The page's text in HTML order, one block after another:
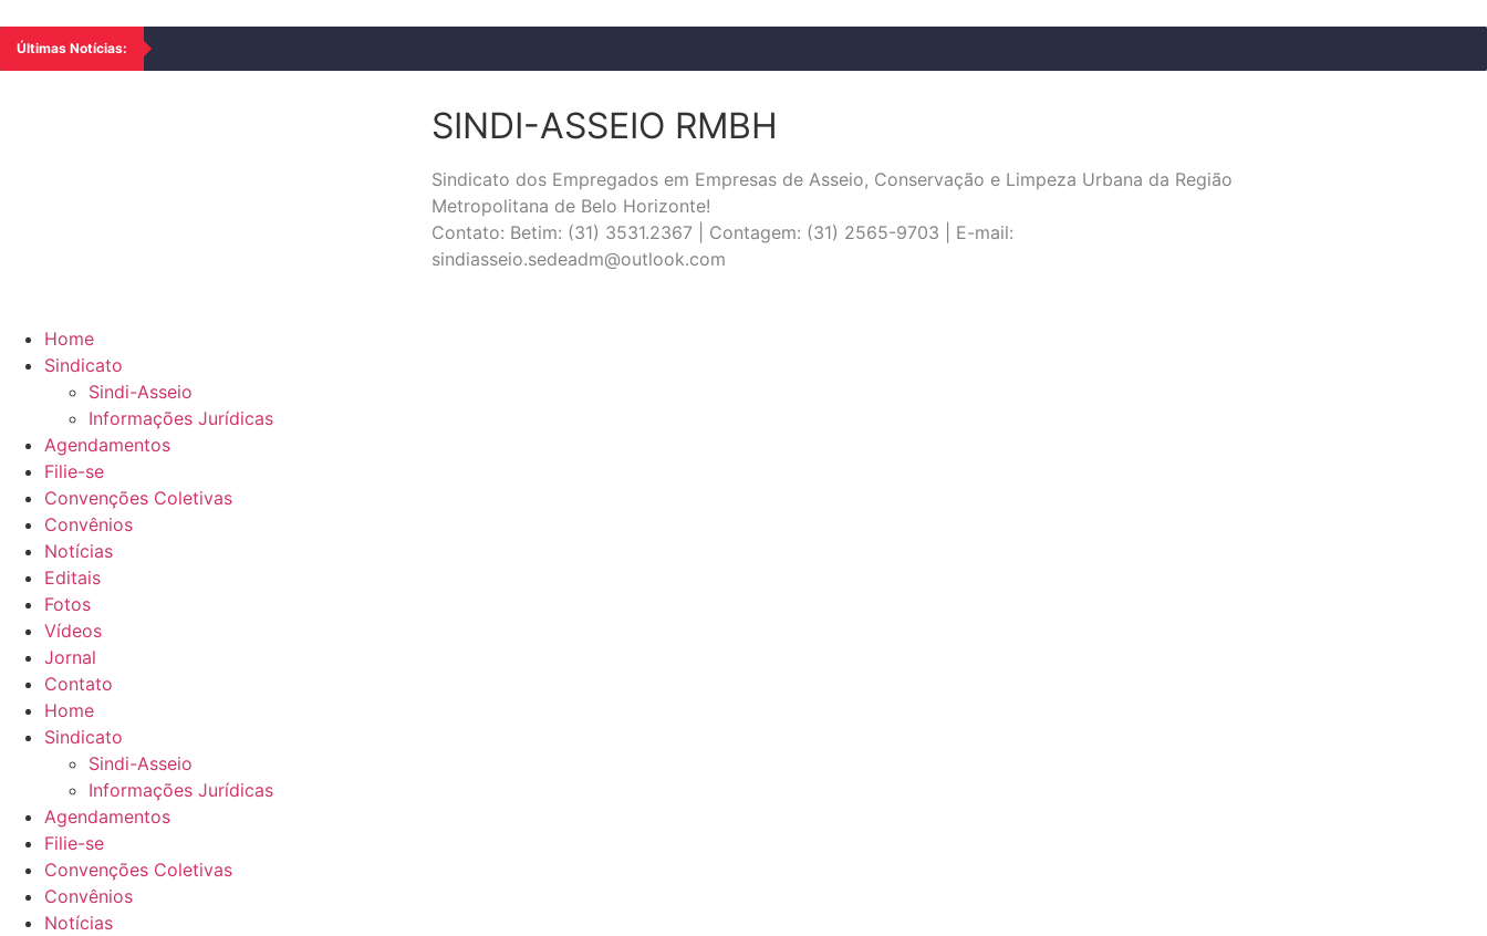
Últimas Notícias:
SINDI-ASSEIO RMBH
Sindicato dos Empregados em Empresas de Asseio, Conservação e Limpeza Urbana da Região
Metropolitana de Belo Horizonte!
Contato: Betim: (31) 3531.2367 | Contagem: (31) 2565-9703 | E-mail:
sindiasseio.sedeadm@outlook.com
Home
Sindicato
Sindi-Asseio
Informações Jurídicas
Agendamentos
Filie-se
Convenções Coletivas
Convênios
Notícias
Editais
Fotos
Vídeos
Jornal
Contato
Home
Sindicato
Sindi-Asseio
Informações Jurídicas
Agendamentos
Filie-se
Convenções Coletivas
Convênios
Notícias